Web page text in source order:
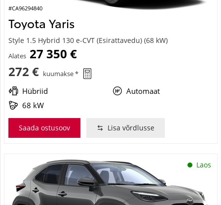
#CA96294840
Toyota Yaris
Style 1.5 Hybrid 130 e-CVT (Esirattavedu) (68 kW)
Alates 27 350 €
272 € kuumakse *
Hübriid
Automaat
68 kW
Saada ostusoov Lisa võrdlusse
Laos